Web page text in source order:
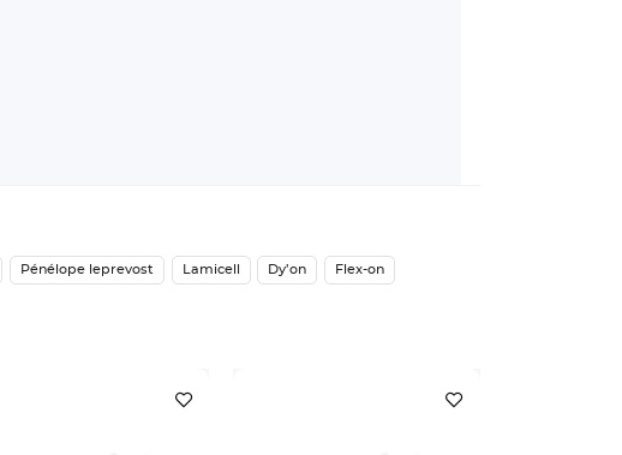
Pénélope leprevost Lamicell Dy’on Flex-on